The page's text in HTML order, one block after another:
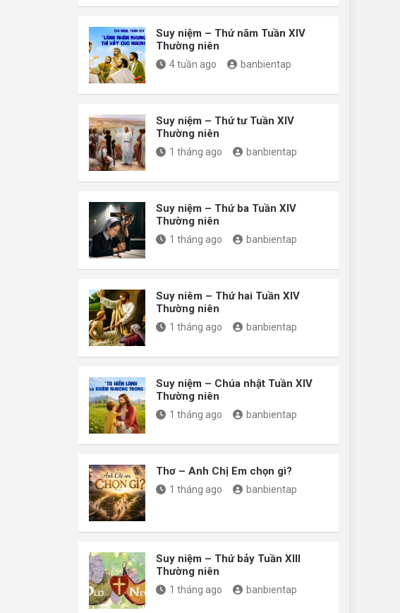
Suy niệm – Thứ năm Tuần XIV
Thường niên
4 tuần ago banbientap
Suy niệm – Thứ tư Tuần XIV
Thường niên
1 tháng ago banbientap
Suy niệm – Thứ ba Tuần XIV
Thường niên
1 tháng ago banbientap
Suy niêm – Thứ hai Tuần XIV
Thường niên
1 tháng ago banbientap
Suy niệm – Chúa nhật Tuần XIV
Thường niên
1 tháng ago banbientap
Thơ – Anh Chị Em chọn gì?
1 tháng ago banbientap
Suy niệm – Thứ bảy Tuần XIII
Thường niên
1 tháng ago banbientap